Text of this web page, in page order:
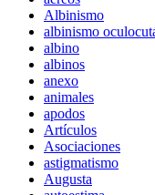
Albinismo
albinismo
albino
albinos
anexo
animales
apodos
Artículos
Asociaciones
astigmatismo
Augusta